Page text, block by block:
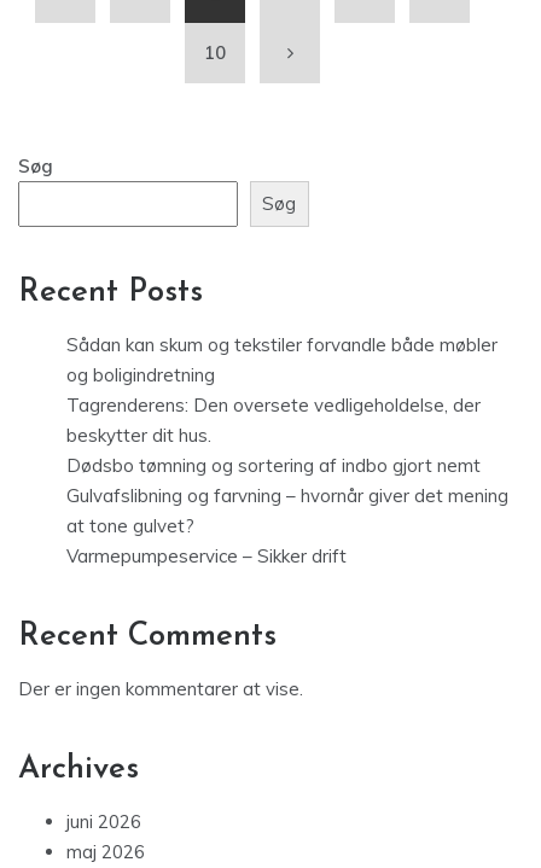
10
Søg
Søg
Recent Posts
Sådan kan skum og tekstiler forvandle både møbler
og boligindretning
Tagrenderens: Den oversete vedligeholdelse, der
beskytter dit hus.
Dødsbo tømning og sortering af indbo gjort nemt
Gulvafslibning og farvning – hvornår giver det mening
at tone gulvet?
Varmepumpeservice – Sikker drift
Recent Comments
Der er ingen kommentarer at vise.
Archives
juni 2026
maj 2026